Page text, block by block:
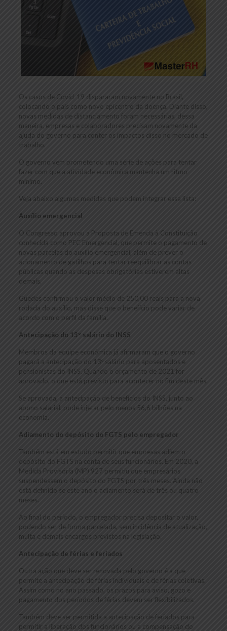
Os casos de Covid-19 dispararam novamente no Brasil,
colocando o país como novo epicentro da doença. Diante disso,
novas medidas de distanciamento foram necessárias, dessa
maneira, empresas e colaboradores precisam novamente da
ajuda do governo para conter os impactos disso no mercado de
trabalho.
O governo vem prometendo uma série de ações para tentar
fazer com que a atividade econômica mantenha um ritmo
mínimo.
Veja abaixo algumas medidas que podem integrar essa lista:
Auxílio emergencial
O Congresso aprovou a Proposta de Emenda à Constituição
conhecida como PEC Emergencial, que permite o pagamento de
novas parcelas do auxílio emergencial, além de prever o
acionamento de gatilhos para tentar reequilibrar as contas
públicas quando as despesas obrigatórias estiverem altas
demais.
Guedes confirmou o valor médio de 250,00 reais para a nova
rodada do auxílio, mas disse que o benefício pode variar de
acordo com o perfil da família.
Antecipação do 13º salário do INSS
Membros da equipe econômica já afirmaram que o governo
pagará a antecipação do 13º salário para aposentados e
pensionistas do INSS. Quando o orçamento de 2021 for
aprovado, o que está previsto para acontecer no fim deste mês.
Se aprovada, a antecipação de benefícios do INSS, junto ao
abono salarial, pode injetar pelo menos 56,6 bilhões na
economia.
Adiamento do depósito do FGTS pelo empregador
Também está em estudo permitir que empresas adiem o
depósito do FGTS na conta de seus funcionários. Em 2020, a
Medida Provisória (MP) 927 permitiu que empresários
suspendessem o depósito do FGTS por três meses. Ainda não
está definido se este ano o adiamento será de três ou quatro
meses.
Ao final do período, o empregador precisa depositar o valor,
podendo ser de forma parcelada, sem incidência de atualização,
multa e demais encargos previstos na legislação.
Antecipação de férias e feriados
Outra ação que deve ser renovada pelo governo é a que
permite a antecipação de férias individuais e de férias coletivas.
Assim como no ano passado, os prazos para aviso, gozo e
pagamento dos períodos de férias devem ser flexibilizados.
Também deve ser permitida a antecipação de feriados para
permitir a liberação dos funcionários ou a compensação do